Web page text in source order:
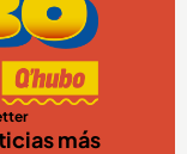
más